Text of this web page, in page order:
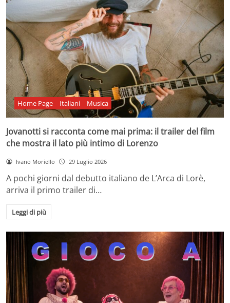
Home Page Italiani Musica
Jovanotti si racconta come mai prima: il trailer del film
che mostra il lato più intimo di Lorenzo
Ivano Moriello 29 Luglio 2026
A pochi giorni dal debutto italiano de L’Arca di Lorè,
arriva il primo trailer di…
Leggi di più